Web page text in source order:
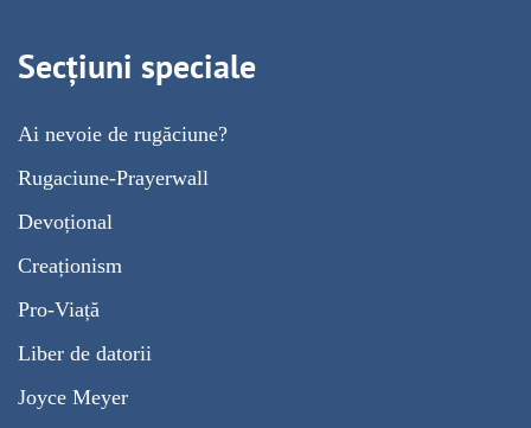
Secțiuni speciale
Ai nevoie de rugăciune?
Rugaciune-Prayerwall
Devoțional
Creaționism
Pro-Viață
Liber de datorii
Joyce Meyer